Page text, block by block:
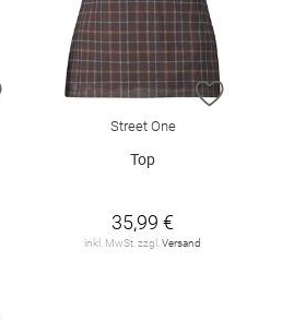
ZUR WUNSCHLISTE HINZUFÜGEN
ZUR
Street One
Top
35,99 €
inkl. MwSt. zzgl. Versand